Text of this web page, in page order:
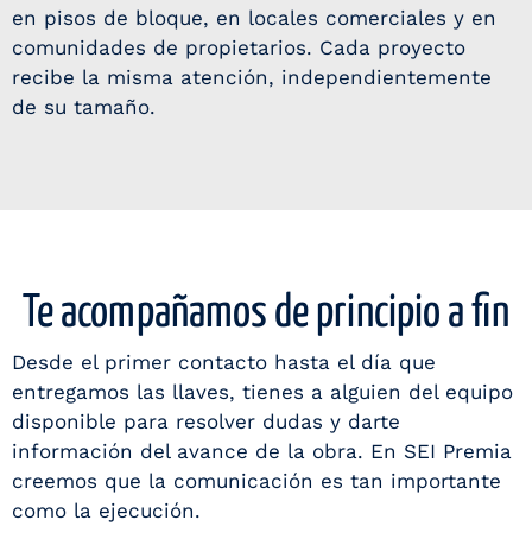
en pisos de bloque, en locales comerciales y en
comunidades de propietarios. Cada proyecto
recibe la misma atención, independientemente
de su tamaño.
Te acompañamos de principio a fin
Desde el primer contacto hasta el día que
entregamos las llaves, tienes a alguien del equipo
disponible para resolver dudas y darte
información del avance de la obra. En SEI Premia
creemos que la comunicación es tan importante
como la ejecución.